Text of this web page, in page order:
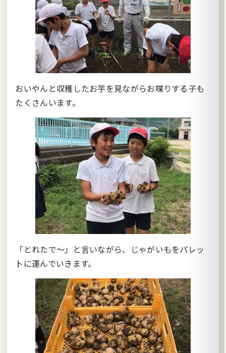
おいやんと収穫したお芋を見ながらお喋りする子も
たくさんいます。
「とれたで～」と言いながら、じゃがいもをパレッ
トに運んでいきます。